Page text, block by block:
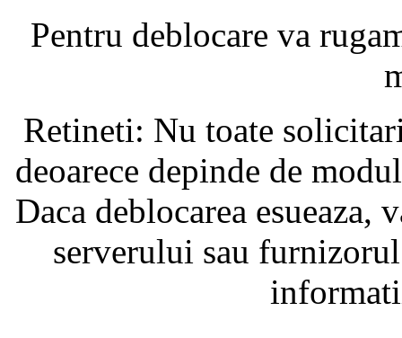
Pentru deblocare va
Retineti: Nu toate
deoarece depinde de
Daca deblocarea
serverului sau